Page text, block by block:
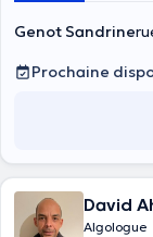
Genot Sandrine
Prochaine
David
Algologue